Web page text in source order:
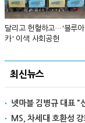
달리고 헌혈하고…'블루아
카' 이색 사회공헌
최신뉴스